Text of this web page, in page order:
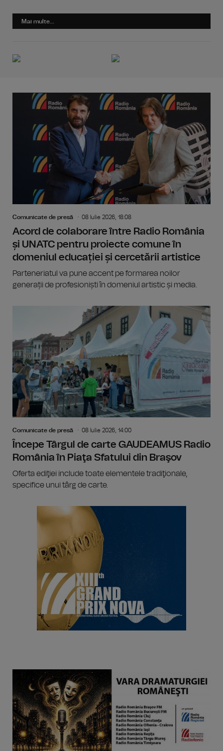
Mai multe...
Comunicate de presă 08 Iulie 2026, 18:08
Acord de colaborare între Radio România
și UNATC pentru proiecte comune în
domeniul educației și cercetării artistice
Parteneriatul va pune accent pe formarea noilor
generații de profesioniști în domeniul artistic și media.
Comunicate de presă 08 Iulie 2026, 14:00
Începe Târgul de carte GAUDEAMUS Radio
România în Piaţa Sfatului din Braşov
Oferta ediţiei include toate elementele tradiţionale,
specifice unui târg de carte.